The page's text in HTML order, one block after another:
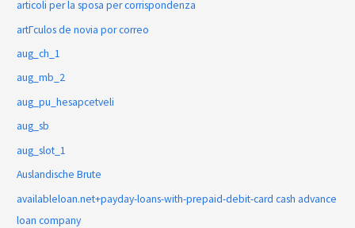
articoli per la sposa per corrispondenza
artГ­culos de novia por correo
aug_ch_1
aug_mb_2
aug_pu_hesapcetveli
aug_sb
aug_slot_1
Auslandische Brute
availableloan.net+payday-loans-with-prepaid-debit-card cash advance
loan company